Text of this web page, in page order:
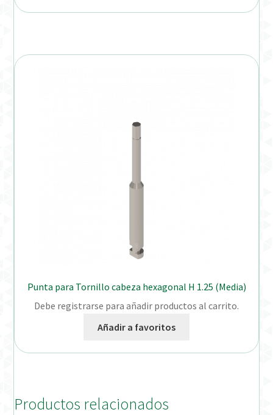
Punta para Tornillo cabeza hexagonal H 1.25 (Media)
Debe registrarse para añadir productos al carrito.
Añadir a favoritos
Productos relacionados